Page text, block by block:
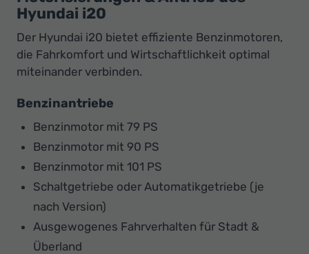
Hyundai i20
Der Hyundai i20 bietet effiziente Benzinmotoren,
die Fahrkomfort und Wirtschaftlichkeit optimal
miteinander verbinden.
Benzinantriebe
Benzinmotor mit 79 PS
Benzinmotor mit 90 PS
Benzinmotor mit 101 PS
Schaltgetriebe oder Automatikgetriebe (je
nach Version)
Ausgewogenes Fahrverhalten für Stadt &
Überland